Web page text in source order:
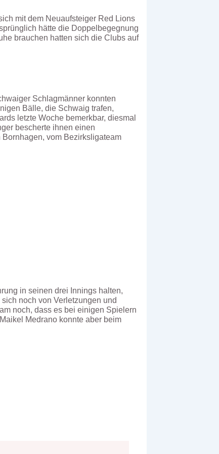
mit dem Neuaufsteiger Red Lions
hätte die Doppelbegegnung
brauchen hatten sich die Clubs auf
Schlagmänner konnten
Bälle, die Schwaig trafen,
letzte Woche bemerkbar, diesmal
bescherte ihnen einen
vom Bezirksligateam
in seinen drei Innings halten,
noch von Verletzungen und
noch, dass es bei einigen Spielern
Medrano konnte aber beim